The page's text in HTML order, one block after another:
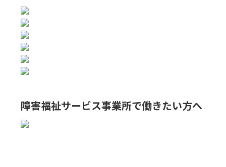
障害福祉サービス事業所で働きたい方へ